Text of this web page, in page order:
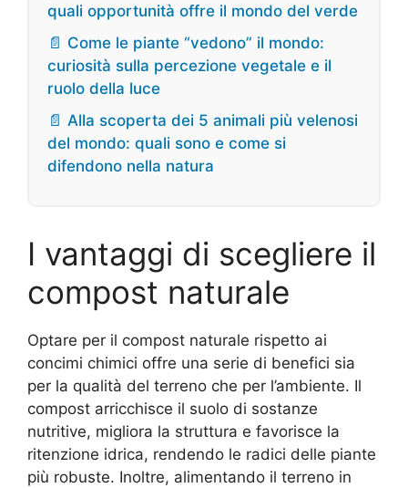
quali opportunità offre il mondo del verde
📄 Come le piante “vedono” il mondo:
curiosità sulla percezione vegetale e il
ruolo della luce
📄 Alla scoperta dei 5 animali più velenosi
del mondo: quali sono e come si
difendono nella natura
I vantaggi di scegliere il
compost naturale
Optare per il compost naturale rispetto ai
concimi chimici offre una serie di benefici sia
per la qualità del terreno che per l’ambiente. Il
compost arricchisce il suolo di sostanze
nutritive, migliora la struttura e favorisce la
ritenzione idrica, rendendo le radici delle piante
più robuste. Inoltre, alimentando il terreno in